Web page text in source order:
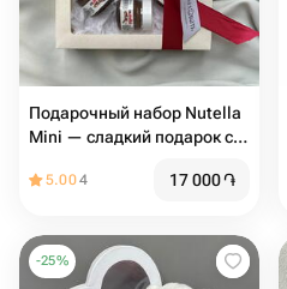
Подарочный набор Nutella
Mini — сладкий подарок с
5.004 17 000֏
-25%